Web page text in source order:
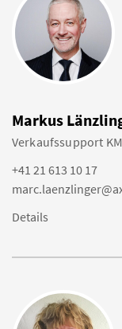
Markus
Verkaufssupport
+41 21 613 10 17
Details